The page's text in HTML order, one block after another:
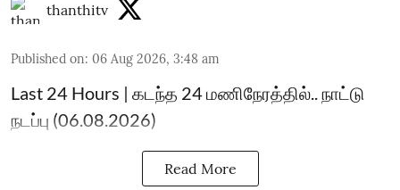
thanthitv
Published on: 06 Aug 2026, 3:48 am
Last 24 Hours | கடந்த 24 மணிநேரத்தில்.. நாட்டு
நடப்பு (06.08.2026)
Read More